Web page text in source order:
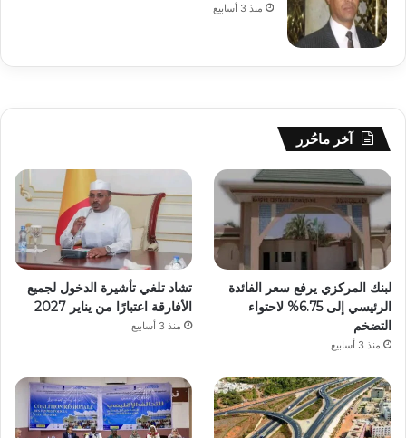
منذ 3 أسابيع
آخر ماحُرر
لبنك المركزي يرفع سعر الفائدة
الرئيسي إلى 6.75% لاحتواء
التضخم
منذ 3 أسابيع
تشاد تلغي تأشيرة الدخول لجميع
الأفارقة اعتبارًا من يناير 2027
منذ 3 أسابيع